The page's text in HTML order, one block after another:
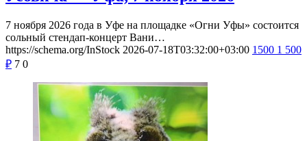
7 ноября 2026 года в Уфе на площадке «Огни Уфы» состоится
сольный стендап-концерт Вани…
https://schema.org/InStock 2026-07-18T03:32:00+03:00 1500 1 500
₽ 7 0